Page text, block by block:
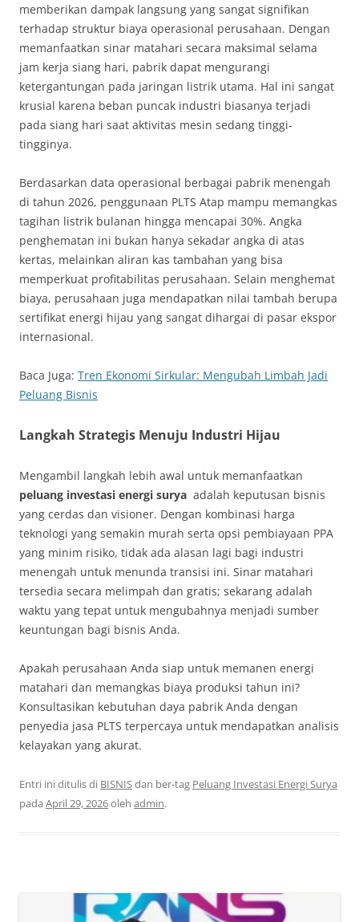
memberikan dampak langsung yang sangat signifikan
terhadap struktur biaya operasional perusahaan. Dengan
memanfaatkan sinar matahari secara maksimal selama
jam kerja siang hari, pabrik dapat mengurangi
ketergantungan pada jaringan listrik utama. Hal ini sangat
krusial karena beban puncak industri biasanya terjadi
pada siang hari saat aktivitas mesin sedang tinggi-
tingginya.
Berdasarkan data operasional berbagai pabrik menengah
di tahun 2026, penggunaan PLTS Atap mampu memangkas
tagihan listrik bulanan hingga mencapai 30%. Angka
penghematan ini bukan hanya sekadar angka di atas
kertas, melainkan aliran kas tambahan yang bisa
memperkuat profitabilitas perusahaan. Selain menghemat
biaya, perusahaan juga mendapatkan nilai tambah berupa
sertifikat energi hijau yang sangat dihargai di pasar ekspor
internasional.
Baca Juga: Tren Ekonomi Sirkular: Mengubah Limbah Jadi
Peluang Bisnis
Langkah Strategis Menuju Industri Hijau
Mengambil langkah lebih awal untuk memanfaatkan
peluang investasi energi surya adalah keputusan bisnis
yang cerdas dan visioner. Dengan kombinasi harga
teknologi yang semakin murah serta opsi pembiayaan PPA
yang minim risiko, tidak ada alasan lagi bagi industri
menengah untuk menunda transisi ini. Sinar matahari
tersedia secara melimpah dan gratis; sekarang adalah
waktu yang tepat untuk mengubahnya menjadi sumber
keuntungan bagi bisnis Anda.
Apakah perusahaan Anda siap untuk memanen energi
matahari dan memangkas biaya produksi tahun ini?
Konsultasikan kebutuhan daya pabrik Anda dengan
penyedia jasa PLTS terpercaya untuk mendapatkan analisis
kelayakan yang akurat.
Entri ini ditulis di BISNISdan ber-tag Peluang Investasi Energi Surya
pada April 29, 2026oleh admin.